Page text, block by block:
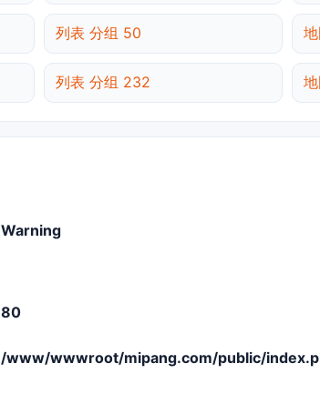
列表 分组 50
列表 分组 232
Warning
80
/www/wwwroot/mipang.com/public/